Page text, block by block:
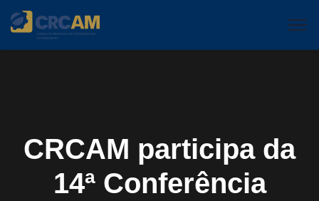
CRCAM participa da
14ª Conferência